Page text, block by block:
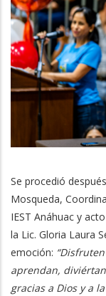
Se procedió
Mosqueda,
IEST Anáhuac y
la Lic. Gloria Laura
emoción:
aprendan,
gracias a Dios y a